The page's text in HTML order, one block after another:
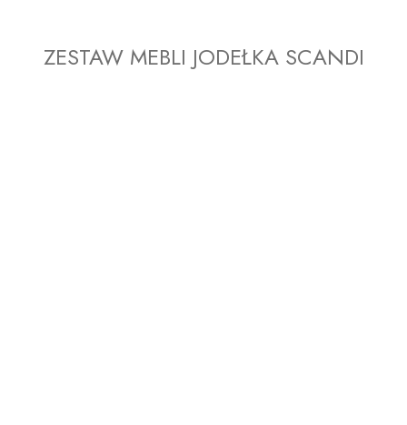
ZESTAW MEBLI JODEŁKA SCANDI